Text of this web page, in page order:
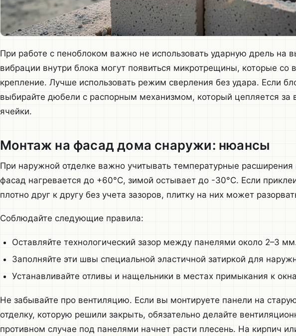
При работе с пеноблоком важно не использовать ударную дрель на
вибрации внутри блока могут появиться микротрещины, которые со
крепление. Лучше использовать режим сверления без удара. Если
выбирайте дюбели с распорным механизмом, который цепляется за
ячейки.
Монтаж на фасад дома снаружи: нюансы
При наружной отделке важно учитывать температурные
фасад нагревается до +60°C, зимой остывает до -30°C. Если
плотно друг к другу без учета зазоров, плитку на них может
Соблюдайте следующие правила:
Оставляйте технологический зазор между панелями около 2–3
Заполняйте эти швы специальной эластичной затиркой для
Устанавливайте отливы и нащельники в местах примыкания к
Не забывайте про вентиляцию. Если вы монтируете панели на
отделку, которую решили закрыть, обязательно делайте
противном случае под панелями начнет расти плесень. На кирпич